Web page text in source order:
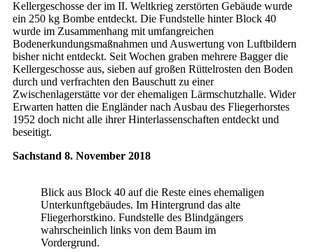
Kellergeschosse der im II. Weltkrieg zerstörten Gebäude wurde
ein 250 kg Bombe entdeckt. Die Fundstelle hinter Block 40
wurde im Zusammenhang mit umfangreichen
Bodenerkundungsmaßnahmen und Auswertung von Luftbildern
bisher nicht entdeckt. Seit Wochen graben mehrere Bagger die
Kellergeschosse aus, sieben auf großen Rüttelrosten den Boden
durch und verfrachten den Bauschutt zu einer
Zwischenlagerstätte vor der ehemaligen Lärmschutzhalle. Wider
Erwarten hatten die Engländer nach Ausbau des Fliegerhorstes
1952 doch nicht alle ihrer Hinterlassenschaften entdeckt und
beseitigt.
Sachstand 8. November 2018
Blick aus Block 40 auf die Reste eines ehemaligen
Unterkunftgebäudes. Im Hintergrund das alte
Fliegerhorstkino. Fundstelle des Blindgängers
wahrscheinlich links von dem Baum im
Vordergrund.